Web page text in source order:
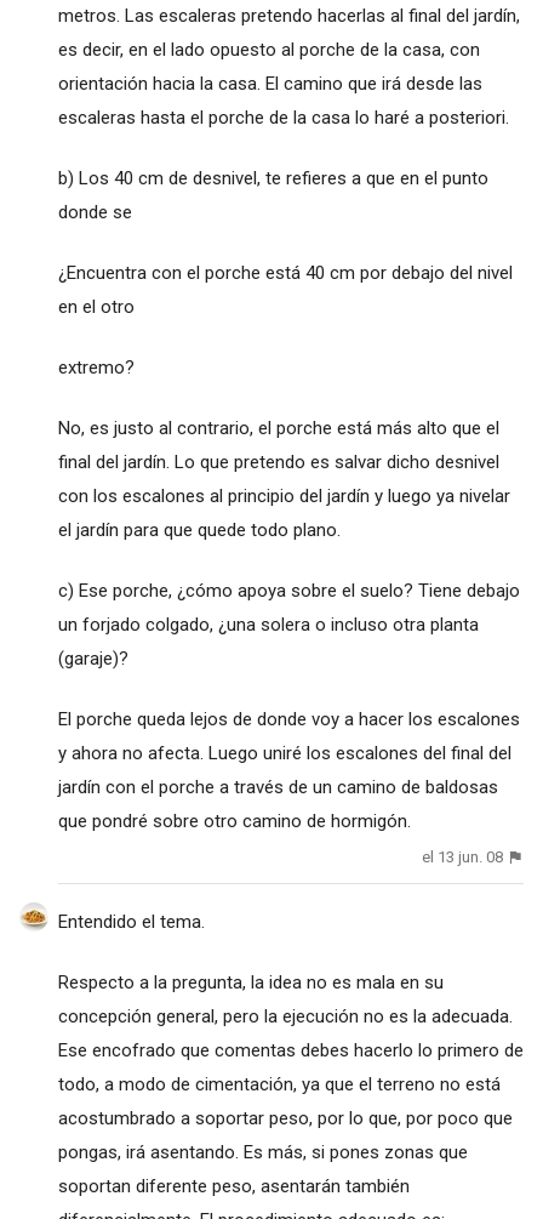
metros. Las escaleras pretendo hacerlas al final del jardín,
es decir, en el lado opuesto al porche de la casa, con
orientación hacia la casa. El camino que irá desde las
escaleras hasta el porche de la casa lo haré a posteriori.
b) Los 40 cm de desnivel, te refieres a que en el punto
donde se
¿Encuentra con el porche está 40 cm por debajo del nivel
en el otro
extremo?
No, es justo al contrario, el porche está más alto que el
final del jardín. Lo que pretendo es salvar dicho desnivel
con los escalones al principio del jardín y luego ya nivelar
el jardín para que quede todo plano.
c) Ese porche, ¿cómo apoya sobre el suelo? Tiene debajo
un forjado colgado, ¿una solera o incluso otra planta
(garaje)?
El porche queda lejos de donde voy a hacer los escalones
y ahora no afecta. Luego uniré los escalones del final del
jardín con el porche a través de un camino de baldosas
que pondré sobre otro camino de hormigón.
el 13 jun. 08
Entendido el tema.
Respecto a la pregunta, la idea no es mala en su
concepción general, pero la ejecución no es la adecuada.
Ese encofrado que comentas debes hacerlo lo primero de
todo, a modo de cimentación, ya que el terreno no está
acostumbrado a soportar peso, por lo que, por poco que
pongas, irá asentando. Es más, si pones zonas que
soportan diferente peso, asentarán también